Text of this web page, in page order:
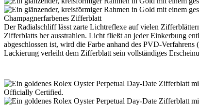
Champagner­farbenes Zifferblatt
Der Radialschliff lässt zarte Lichtreflexe auf vielen
Zifferblatts her ausstrahlen. Licht fließt an jeder Einkerbung
abgeschlossen ist, wird die Farbe anhand des PVD-
Lackierung verleiht dem Zifferblatt sein vollständiges